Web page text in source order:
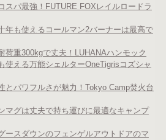
スパ最強！FUTURE FOXレイルロードラ
年も使えるコールマン2バーナーは最高で
荷重300kgで丈夫！LUHANAハンモック
使える万能シェルターOneTigrisコズシャ
とパワフルさが魅力！Tokyo Camp焚火台
マグは丈夫で持ち運びに最適なキャンプ
ースダウンのフェンゲルアウトドアのマ